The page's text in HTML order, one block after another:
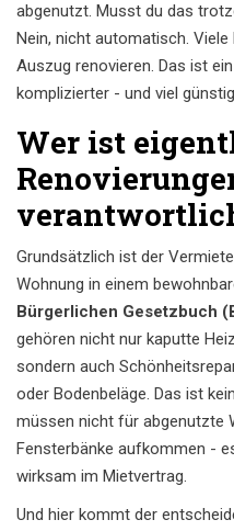
abgenutzt. Musst du das
Nein, nicht automatisch.
Auszug renovieren. Das ist
komplizierter - und viel
Wer ist
Grundsätzlich ist der
Wohnung in einem
Bürgerlichen Gesetzbuch
gehören nicht nur kaputte
sondern auch
oder Bodenbeläge. Das ist
müssen nicht für abgenutzte
Fensterbänke aufkommen -
wirksam im Mietvertrag.
Und hier kommt der